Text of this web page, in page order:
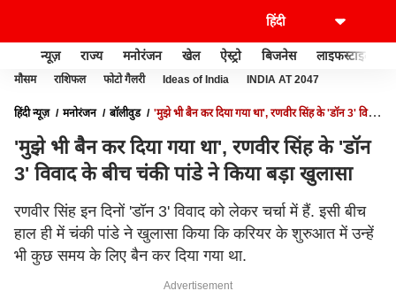
न्यूज़ राज्य मनोरंजन खेल ऐस्ट्रो बिजनेस लाइफस्टाइल
मौसम राशिफल फोटो गैलरी Ideas of India INDIA AT 2047
हिंदी न्यूज़ मनोरंजन बॉलीवुड
'मुझे भी बैन कर दिया गया था', रणवीर सिंह के 'डॉन 3' विवाद
'मुझे भी बैन कर दिया गया था', रणवीर सिंह के 'डॉन
3' विवाद के बीच चंकी पांडे ने किया बड़ा खुलासा
रणवीर सिंह इन दिनों 'डॉन 3' विवाद को लेकर चर्चा में हैं. इसी बीच
हाल ही में चंकी पांडे ने खुलासा किया कि करियर के शुरुआत में उन्हें
भी कुछ समय के लिए बैन कर दिया गया था.
Advertisement